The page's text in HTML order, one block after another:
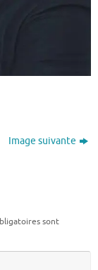
Image suivante
sont